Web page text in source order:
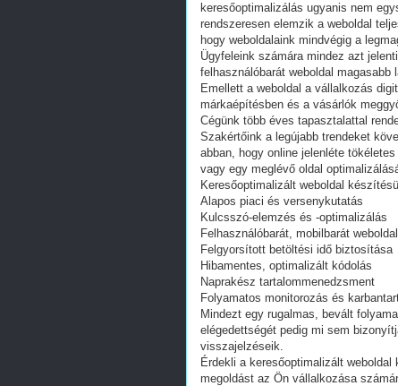
keresőoptimalizálás ugyanis nem
rendszeresen elemzik a weboldal
hogy weboldalaink mindvégig a
Ügyfeleink számára mindez azt
felhasználóbarát weboldal
Emellett a weboldal a vállalkozás
márkaépítésben és a vásárlók
Cégünk több éves tapasztalattal
Szakértőink a legújabb trendeket
abban, hogy online jelenléte
vagy egy meglévő oldal
Keresőoptimalizált weboldal
Alapos piaci és versenykutatás
Kulcsszó-elemzés és -optimalizálás
Felhasználóbarát, mobilbarát
Felgyorsított betöltési idő biztosítása
Hibamentes, optimalizált kódolás
Naprakész tartalommenedzsment
Folyamatos monitorozás és
Mindezt egy rugalmas, bevált
elégedettségét pedig mi sem
visszajelzéseik.
Érdekli a keresőoptimalizált
megoldást az Ön vállalkozása